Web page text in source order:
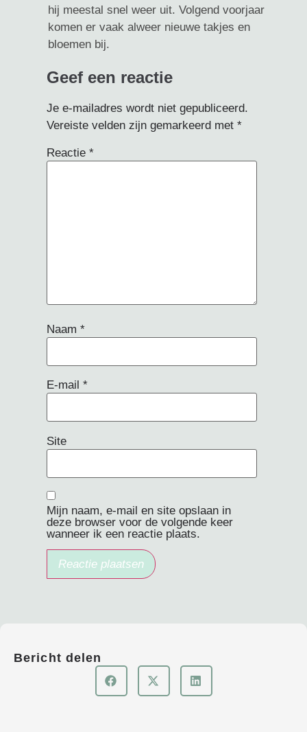
Bericht delen
hij meestal snel weer uit. Volgend voorjaar
komen er vaak alweer nieuwe takjes en
bloemen bij.
Geef een reactie
Je e-mailadres wordt niet gepubliceerd.
Vereiste velden zijn gemarkeerd met*
Reactie*
Naam*
E-mail*
Site
Mijn naam, e-mail en site opslaan in
deze browser voor de volgende keer
wanneer ik een reactie plaats.